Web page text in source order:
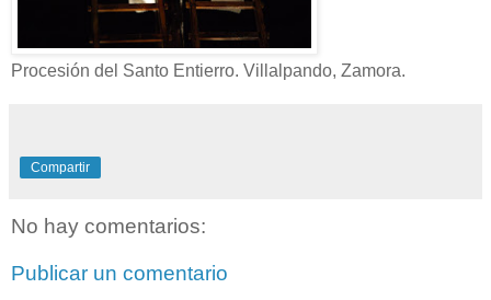
Procesión del Santo Entierro. Villalpando, Zamora.
Compartir
No hay comentarios:
Publicar un comentario